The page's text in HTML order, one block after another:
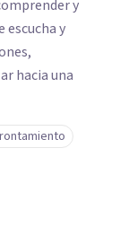
y
escucha y
hacia una